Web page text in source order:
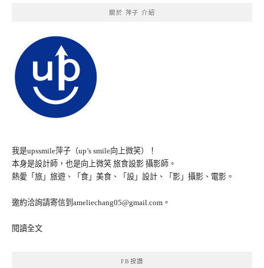
關於 萍子 介紹
我是upssmile萍子（up’s smile向上微笑）！
本身是設計師，也是向上微笑 旅食設影 攝影師。
熱愛「旅」旅遊、「食」美食、「設」設計、「影」攝影、電影。
邀約洽詢請寄信到ameliechang05@gmail.com。
閱讀全文
FB按讚